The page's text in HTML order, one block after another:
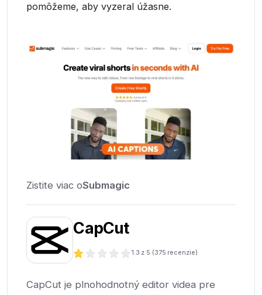
pomôžeme, aby vyzeral úžasne.
Zistite viac oSubmagic
CapCut
1.3 z 5 (375 recenzie)
CapCut je plnohodnotný editor videa pre